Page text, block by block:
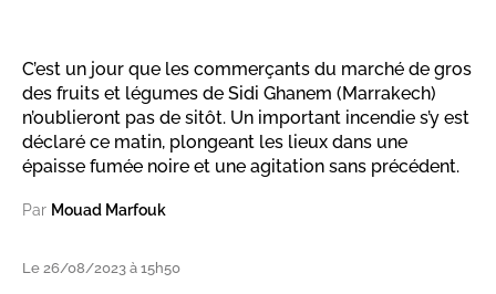
C’est un jour que les commerçants du marché de gros
des fruits et légumes de Sidi Ghanem (Marrakech)
n’oublieront pas de sitôt. Un important incendie s’y est
déclaré ce matin, plongeant les lieux dans une
épaisse fumée noire et une agitation sans précédent.
Par Mouad Marfouk
Le 26/08/2023 à 15h50